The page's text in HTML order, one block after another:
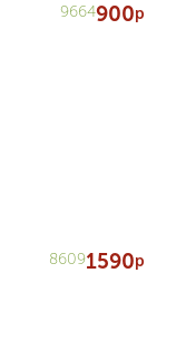
9664900р
86091590р